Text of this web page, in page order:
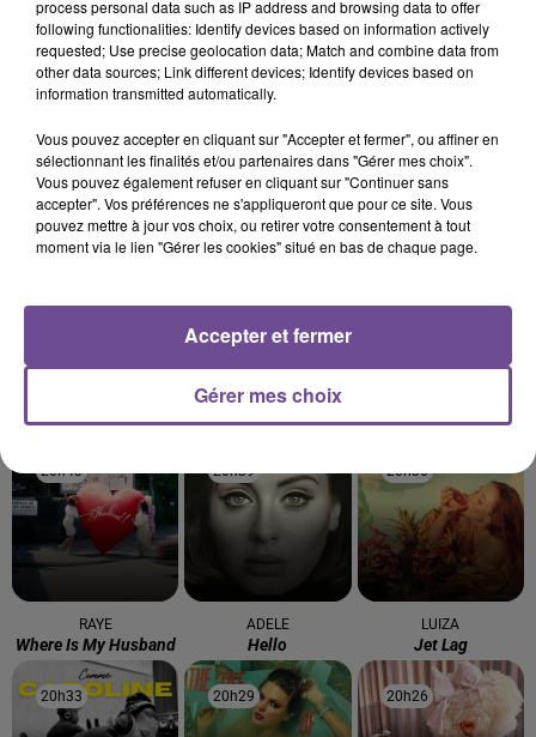
Incendie : des enfants bloqués dans les fumées
toxiques
DERNIERS TITRES
20h43
20h43
RAYE
Where Is My Husband
20h39
20h39
ADELE
Hello
20h36
20h36
LUIZA
Jet Lag
20h33
20h33 20h29
20h29 20h26
20h26
process personal data such as IP address and browsing data to offer
following functionalities: Identify devices based on information actively
requested; Use precise geolocation data; Match and combine data from
other data sources; Link different devices; Identify devices based on
information transmitted automatically.
Vous pouvez accepter en cliquant sur "Accepter et fermer", ou affiner en
sélectionnant les finalités et/ou partenaires dans "Gérer mes choix".
Vous pouvez également refuser en cliquant sur "Continuer sans
accepter". Vos préférences ne s'appliqueront que pour ce site. Vous
pouvez mettre à jour vos choix, ou retirer votre consentement à tout
moment via le lien "Gérer les cookies" situé en bas de chaque page.
Gérer mes choix
Accepter et fermer